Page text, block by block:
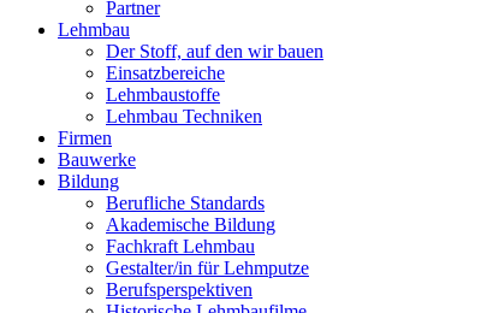
Partner
Lehmbau
Der Stoff, auf den wir bauen
Einsatzbereiche
Lehmbaustoffe
Lehmbau Techniken
Firmen
Bauwerke
Bildung
Berufliche Standards
Akademische Bildung
Fachkraft Lehmbau
Gestalter/in für Lehmputze
Berufsperspektiven